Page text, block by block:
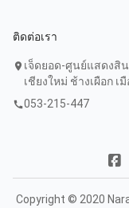
ติดต่อเรา
location_on เจ็ดยอด-ศูนย์แสดงสิ
เชียงใหม่ ช้างเผือก เ
call053-215-447
Copyright © 2020